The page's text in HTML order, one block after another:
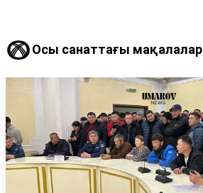
Осы санаттағы мақалалар